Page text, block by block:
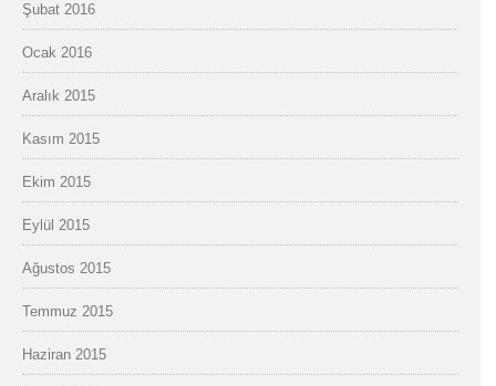
Şubat 2016
Ocak 2016
Aralık 2015
Kasım 2015
Ekim 2015
Eylül 2015
Ağustos 2015
Temmuz 2015
Haziran 2015